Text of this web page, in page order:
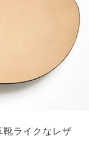
靴ライクなレザ